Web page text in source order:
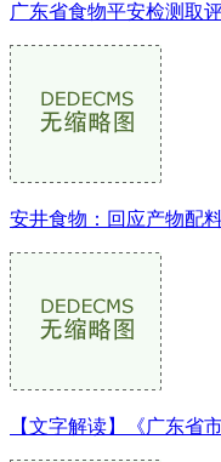
广东省食物平安检测取
安井食物：回应产物配
【文字解读】《广东省